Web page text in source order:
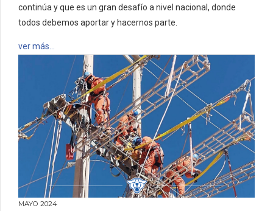
continúa y que es un gran desafío a nivel nacional, donde
todos debemos aportar y hacernos parte.
ver más…
MAYO 2024